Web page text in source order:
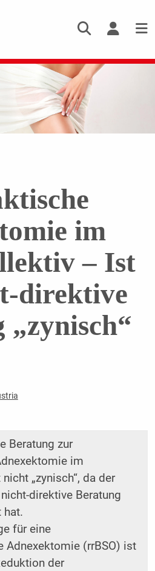
im
– Ist
direktive
„zynisch“
Beratung zur
im
­„zynisch“, da der
direktive Beratung
hat.
für eine
Adnexektomie (rrBSO) ist
der